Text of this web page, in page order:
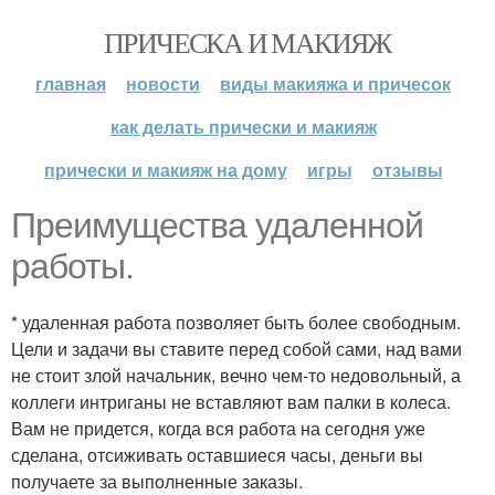
ПРИЧЕСКА И МАКИЯЖ
главная новости
виды макияжа и причесок
как делать прически и макияж
прически и макияж на дому
игры отзывы
Преимущества удаленной
работы.
* удаленная работа позволяет быть более свободным.
Цели и задачи вы ставите перед собой сами, над вами
не стоит злой начальник, вечно чем-то недовольный, а
коллеги интриганы не вставляют вам палки в колеса.
Вам не придется, когда вся работа на сегодня уже
сделана, отсиживать оставшиеся часы, деньги вы
получаете за выполненные заказы.